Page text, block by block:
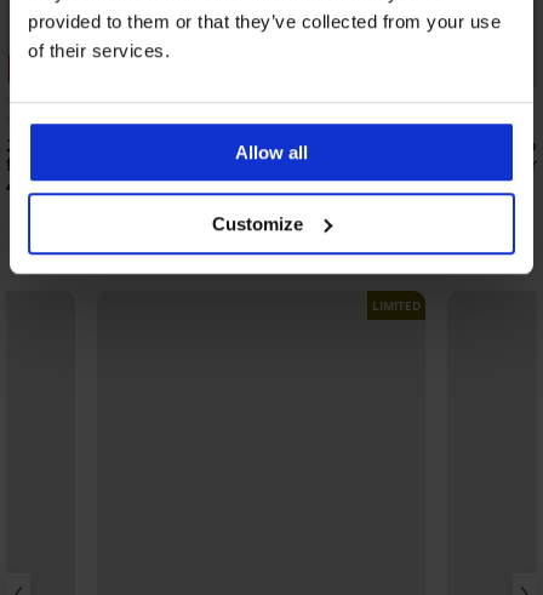
provided to them or that they’ve collected from your use
of their services.
Allow all
Customize
2er-PACK Moon Menstruationshöschen
für stärkere Tage
40,99 €
2er-PACK
stärkere und sehr
24,59 €40,99 €
Entdecken Sie ähnliche Stücke
LIMITED